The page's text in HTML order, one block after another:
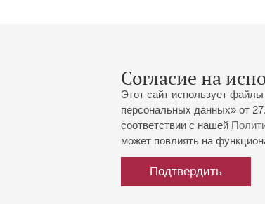
Согласие на
Этот сайт использует
персональных данных» от
соответствии с нашей
может повлиять на
Подтвердить
Большой зал:
191186, Санкт-